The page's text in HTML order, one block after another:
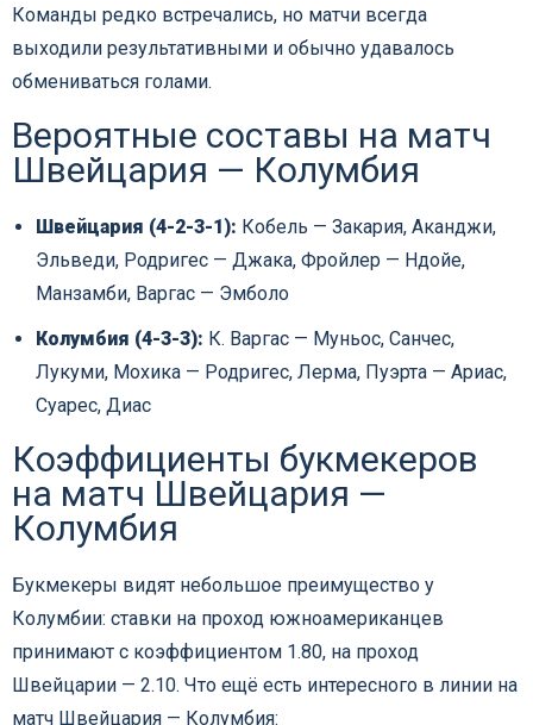
Команды редко встречались, но матчи всегда
выходили результативными и обычно удавалось
обмениваться голами.
Вероятные составы на матч
Швейцария — Колумбия
Швейцария (4-2-3-1): Кобель — Закария, Аканджи,
Эльведи, Родригес — Джака, Фройлер — Ндойе,
Манзамби, Варгас — Эмболо
Колумбия (4-3-3): К. Варгас — Муньос, Санчес,
Лукуми, Мохика — Родригес, Лерма, Пуэрта — Ариас,
Суарес, Диас
Коэффициенты букмекеров
на матч Швейцария —
Колумбия
Букмекеры видят небольшое преимущество у
Колумбии: ставки на проход южноамериканцев
принимают с коэффициентом 1.80, на проход
Швейцарии — 2.10. Что ещё есть интересного в линии на
матч Швейцария — Колумбия: